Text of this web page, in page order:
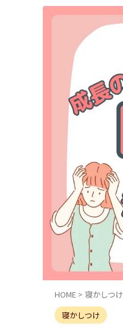
HOME > 寝かしつけ
寝かしつけ